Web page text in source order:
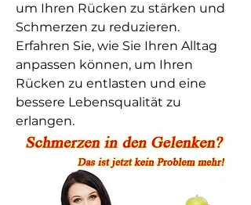
um Ihren Rücken zu stärken und
Schmerzen zu reduzieren.
Erfahren Sie, wie Sie Ihren Alltag
anpassen können, um Ihren
Rücken zu entlasten und eine
bessere Lebensqualität zu
erlangen.